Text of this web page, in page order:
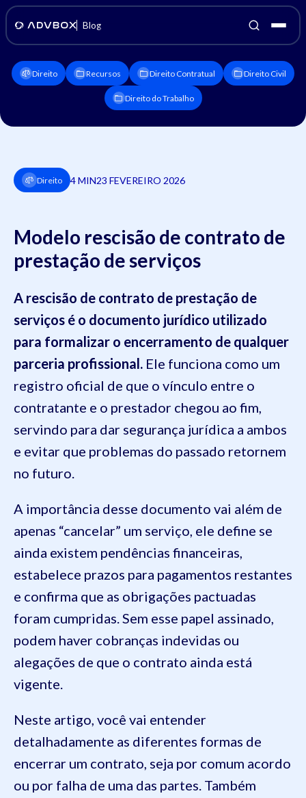
Blog
Direito Recursos Direito Contratual Direito Civil
Direito do Trabalho
Direito 4 MIN23 FEVEREIRO 2026
Modelo rescisão de contrato de
prestação de serviços
A rescisão de contrato de prestação de
serviços é o documento jurídico utilizado
para formalizar o encerramento de qualquer
parceria profissional. Ele funciona como um
registro oficial de que o vínculo entre o
contratante e o prestador chegou ao fim,
servindo para dar segurança jurídica a ambos
e evitar que problemas do passado retornem
no futuro.
A importância desse documento vai além de
apenas “cancelar” um serviço, ele define se
ainda existem pendências financeiras,
estabelece prazos para pagamentos restantes
e confirma que as obrigações pactuadas
foram cumpridas. Sem esse papel assinado,
podem haver cobranças indevidas ou
alegações de que o contrato ainda está
vigente.
Neste artigo, você vai entender
detalhadamente as diferentes formas de
encerrar um contrato, seja por comum acordo
ou por falha de uma das partes. Também